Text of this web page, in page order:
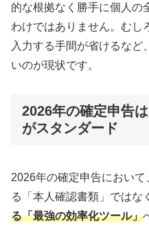
的な根拠なく勝手に個人の
わけではありません。むし
入力する手間が省けるなど
いのが現状です。
2026年の確定申告
がスタンダード
2026年の確定申告におい
る「本人確認書類」ではな
る「最強の効率化ツール」